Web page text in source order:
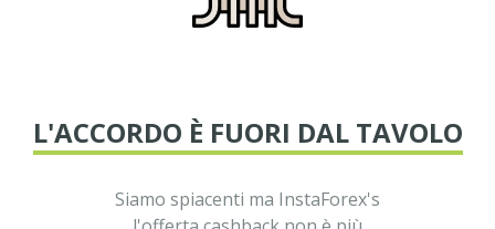
L'ACCORDO È FUORI DAL TAVOLO
Siamo spiacenti ma InstaForex's